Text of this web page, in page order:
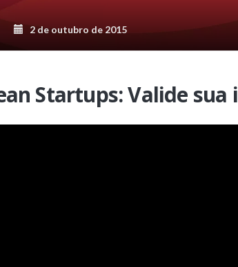
2 de outubro de 2015
Startups: Valide sua